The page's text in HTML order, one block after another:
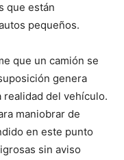
que están
pequeños.
que un camión se
genera
del vehículo.
maniobrar de
en este punto
sin aviso